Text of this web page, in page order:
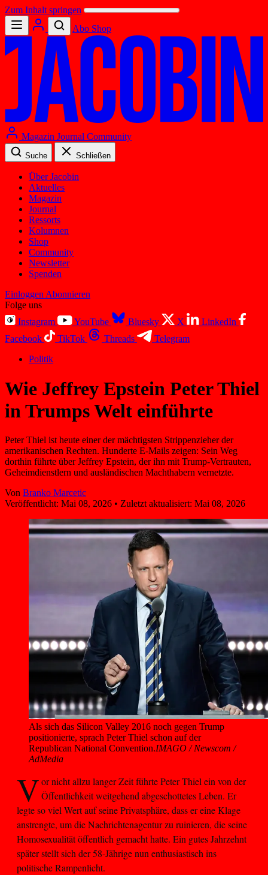
Zum Inhalt springen
Abo Shop
Magazin Journal Community
Suche Schließen
Über Jacobin
Aktuelles
Magazin
Journal
Ressorts
Kolumnen
Shop
Community
Newsletter
Spenden
Einloggen Abonnieren
Folge uns
Instagram
YouTube Bluesky X
LinkedIn
Facebook
TikTok Threads
Telegram
Politik
Wie Jeffrey Epstein Peter Thiel
in Trumps Welt einführte
Peter Thiel ist heute einer der mächtigsten Strippenzieher der
amerikanischen Rechten. Hunderte E-Mails zeigen: Sein Weg
dorthin führte über Jeffrey Epstein, der ihn mit Trump-Vertrauten,
Geheimdienstlern und ausländischen Machthabern vernetzte.
Von Branko Marcetic
Veröffentlicht: Mai 08, 2026 • Zuletzt aktualisiert: Mai 08, 2026
Als sich das Silicon Valley 2016 noch gegen Trump
positionierte, sprach Peter Thiel schon auf der
Republican National Convention.IMAGO / Newscom /
AdMedia
Vor nicht allzu langer Zeit führte Peter Thiel ein von der
Öffentlichkeit weitgehend abgeschottetes Leben. Er
legte so viel Wert auf seine Privatsphäre, dass er eine Klage
anstrengte, um die Nachrichtenagentur zu ruinieren, die seine
Homosexualität öffentlich gemacht hatte. Ein gutes Jahrzehnt
später stellt sich der 58-Jährige nun enthusiastisch ins
politische Rampenlicht.